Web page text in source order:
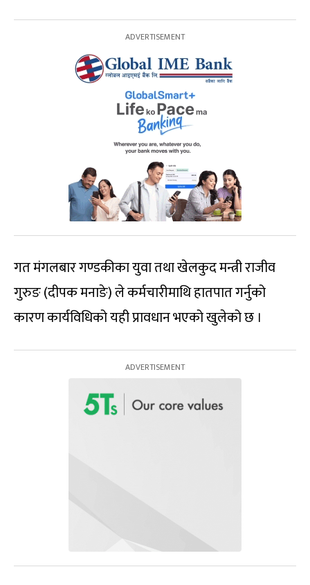
गत मंगलबार गण्डकीका युवा तथा खेलकुद मन्त्री राजीव
गुरुङ (दीपक मनाङे) ले कर्मचारीमाथि हातपात गर्नुको
कारण कार्यविधिको यही प्रावधान भएको खुलेको छ ।